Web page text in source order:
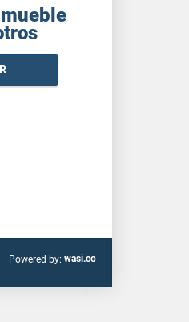
Powered by: wasi.co